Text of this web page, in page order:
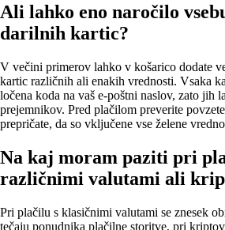
Ali lahko eno naročilo
darilnih kartic?
V večini primerov lahko v košarico dodate
kartic različnih ali enakih vrednosti. Vsaka
ločena koda na vaš e‑poštni naslov, zato jih
prejemnikov. Pred plačilom preverite
prepričate, da so vključene vse želene
Na kaj moram paziti pri
različnimi valutami ali
Pri plačilu s klasičnimi valutami se znesek
tečaju ponudnika plačilne storitve, pri